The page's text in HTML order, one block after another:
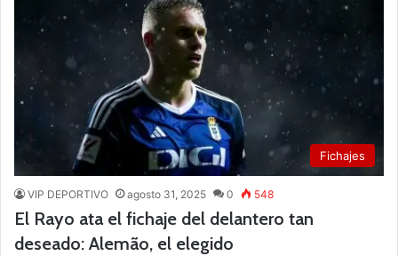
Fichajes
VIP DEPORTIVO agosto 31, 2025 0 548
El Rayo ata el fichaje del delantero tan
deseado: Alemão, el elegido